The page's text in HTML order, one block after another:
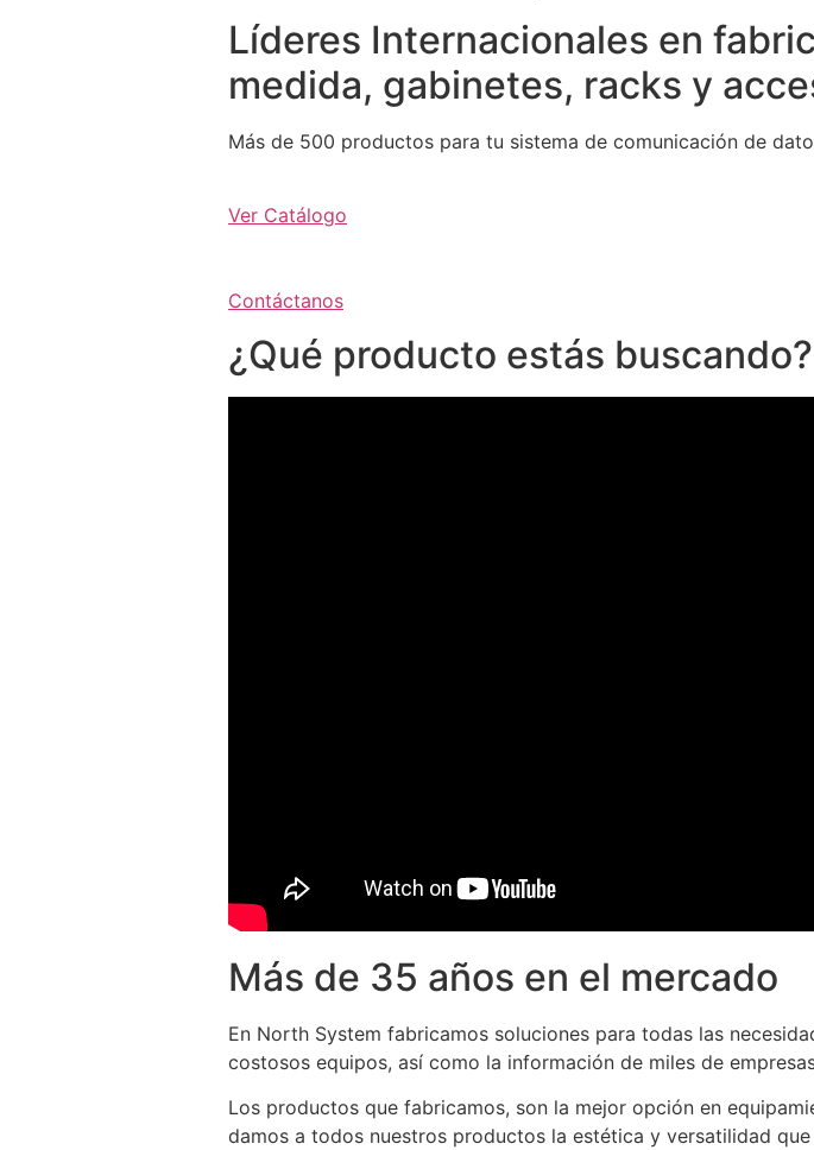
Líderes Internacionales en
medida, gabinetes, racks y
Más de 500 productos para tu sistema de comunicación de
Ver Catálogo
Contáctanos
¿Qué producto estás buscando?
Más de 35 años en el mercado
En North System fabricamos soluciones para todas las
costosos equipos, así como la información de miles de
Los productos que fabricamos, son la mejor opción en
damos a todos nuestros productos la estética y versatilidad que